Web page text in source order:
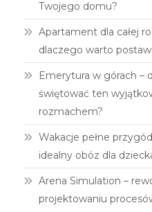
Twojego domu?
Apartament dla całej
dlaczego warto
Emerytura w górach –
świętować ten
rozmachem?
Wakacje pełne
idealny obóz dla
Arena Simulation –
projektowaniu